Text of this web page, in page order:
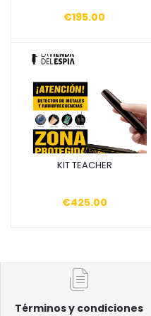
€195.00
Añadir a la cesta
KIT TEACHER
€425.00
Términos y condiciones